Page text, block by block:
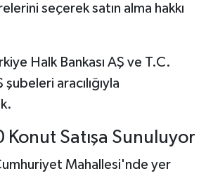
seçerek satın alma hakkı
Halk Bankası AŞ ve T.C.
şubeleri aracılığıyla
Satışa Sunuluyor
Mahallesi'nde yer